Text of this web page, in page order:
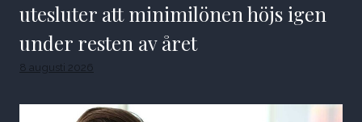
utesluter att minimilönen höjs igen
under resten av året
8 augusti 2026